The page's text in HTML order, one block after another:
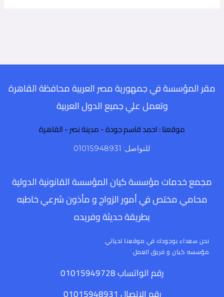
مقر المؤسسة في جمهورية مصر العربية محافظة القاهرة
وتعمل علي جميع الدول العربية
موقعنا : احمد قاسم جودة - مدينة نصر - القاهرة
للتواصل: 01015948931
مجمع خدمات مؤسسة كيان المؤسسة القانونية الدولية
محامي مختص في أمور الزواج و مأذون شرعي خاطبه
بطريقة حديثة وفريده
نحن سعداء بوجودك في موقعنا تحياتي
مؤسسه كيان و فريق العمل
رقم الواتساب 01015949728